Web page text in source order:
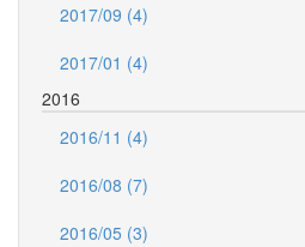
2017/09 (4)
2017/01 (4)
2016
2016/11 (4)
2016/08 (7)
2016/05 (3)